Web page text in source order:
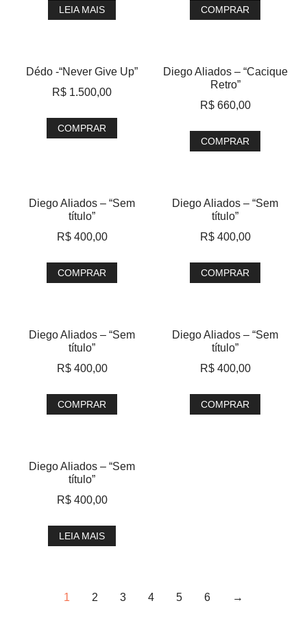
LEIA MAIS COMPRAR
Dédo -“Never Give Up”
R$ 1.500,00
COMPRAR
Diego Aliados – “Cacique
Retro”
R$660,00
COMPRAR
Diego Aliados – “Sem
título”
R$400,00
COMPRAR
Diego Aliados – “Sem
título”
R$400,00
COMPRAR
Diego Aliados – “Sem
título”
R$400,00
COMPRAR
Diego Aliados – “Sem
título”
R$400,00
COMPRAR
Diego Aliados – “Sem
título”
R$400,00
LEIA MAIS
1 2 3 4 5 6 →